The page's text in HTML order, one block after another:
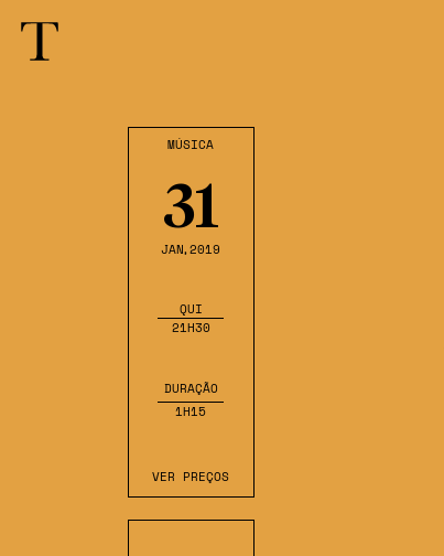
MÚSICA
31
JAN,2019
QUI
21H30
DURAÇÃO
1H15
VER PREÇOS